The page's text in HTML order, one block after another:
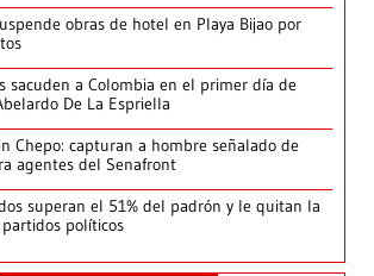
obras de hotel en Playa Bijao por
sacuden a Colombia en el primer día de
De La Espriella
Chepo: capturan a hombre señalado de
agentes del Senafront
superan el 51% del padrón y le quitan la
políticos